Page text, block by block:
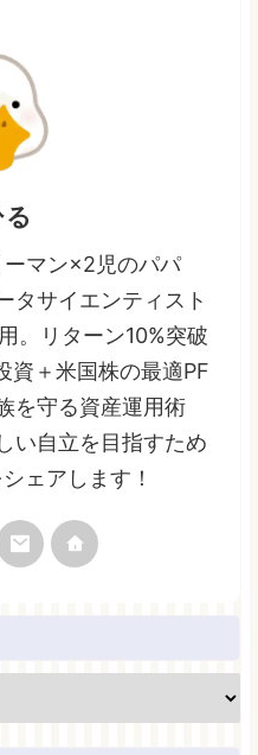
マン×2児のパパ
サイエンティスト
。リターン10%突破
＋米国株の最適PF
を守る資産運用術
い自立を目指すため
ェアします！